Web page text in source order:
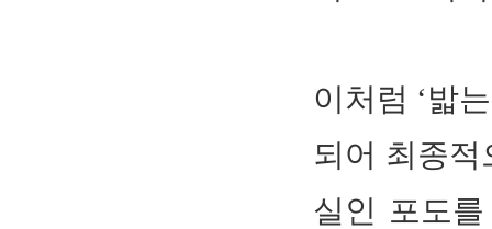
이처럼 ‘밟
되어 최종적
실인 포도